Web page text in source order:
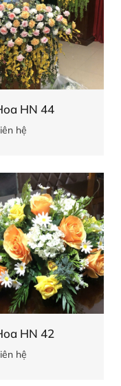
HN 44
hệ
HN 42
hệ